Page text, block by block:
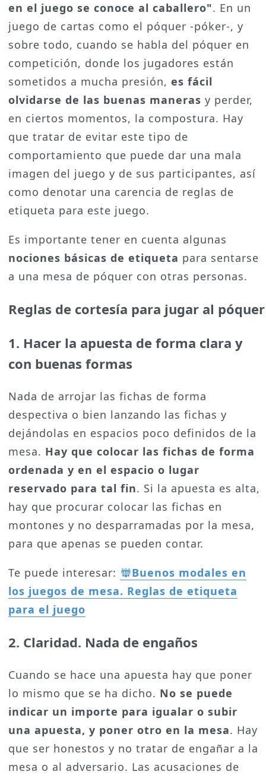
en el juego se conoce al caballero". En un
juego de cartas como el póquer -póker-, y
sobre todo, cuando se habla del póquer en
competición, donde los jugadores están
sometidos a mucha presión, es fácil
olvidarse de las buenas maneras y perder,
en ciertos momentos, la compostura. Hay
que tratar de evitar este tipo de
comportamiento que puede dar una mala
imagen del juego y de sus participantes, así
como denotar una carencia de reglas de
etiqueta para este juego.
Es importante tener en cuenta algunas
nociones básicas de etiqueta para sentarse
a una mesa de póquer con otras personas.
Reglas de cortesía para jugar al póquer
1. Hacer la apuesta de forma clara y
con buenas formas
Nada de arrojar las fichas de forma
despectiva o bien lanzando las fichas y
dejándolas en espacios poco definidos de la
mesa. Hay que colocar las fichas de forma
ordenada y en el espacio o lugar
reservado para tal fin. Si la apuesta es alta,
hay que procurar colocar las fichas en
montones y no desparramadas por la mesa,
para que apenas se pueden contar.
Te puede interesar:
Buenos modales en
los juegos de mesa. Reglas de etiqueta
para el juego
2. Claridad. Nada de engaños
Cuando se hace una apuesta hay que poner
lo mismo que se ha dicho. No se puede
indicar un importe para igualar o subir
una apuesta, y poner otro en la mesa. Hay
que ser honestos y no tratar de engañar a la
mesa o al adversario. Las acusaciones de